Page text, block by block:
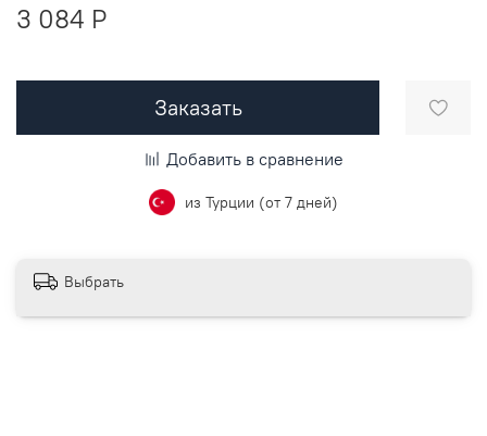
3 084 P
Заказать
Добавить в сравнение
из Турции (от 7 дней)
Выбрать